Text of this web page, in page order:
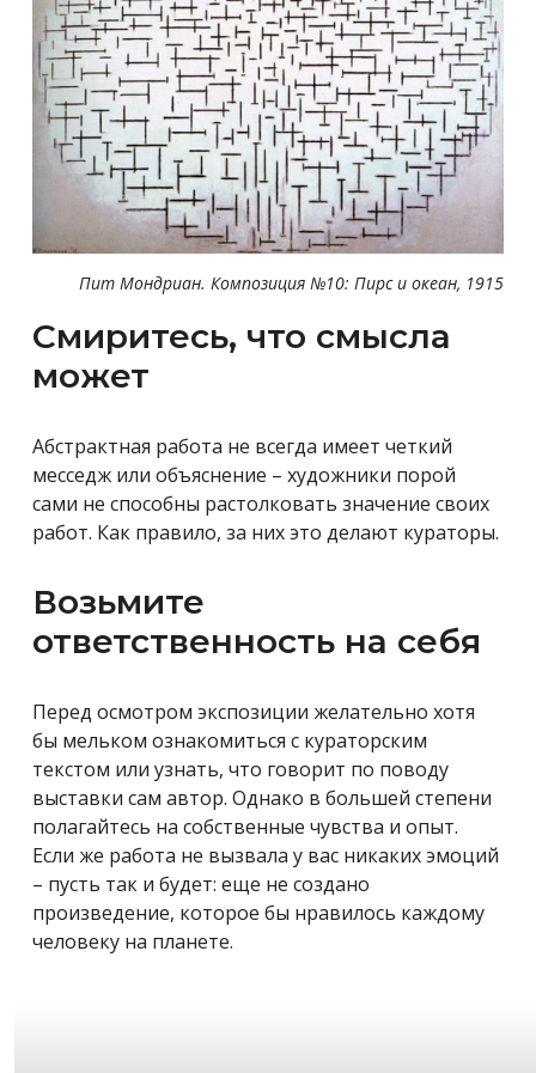
Пит Мондриан. Композиция №10: Пирс и океан, 1915
Смиритесь, что смысла
может
Абстрактная работа не всегда имеет четкий
месседж или объяснение – художники порой
сами не способны растолковать значение своих
работ. Как правило, за них это делают кураторы.
Возьмите
ответственность на себя
Перед осмотром экспозиции желательно хотя
бы мельком ознакомиться с кураторским
текстом или узнать, что говорит по поводу
выставки сам автор. Однако в большей степени
полагайтесь на собственные чувства и опыт.
Если же работа не вызвала у вас никаких эмоций
– пусть так и будет: еще не создано
произведение, которое бы нравилось каждому
человеку на планете.